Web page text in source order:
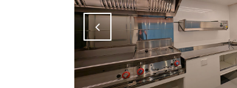
Attiva comando